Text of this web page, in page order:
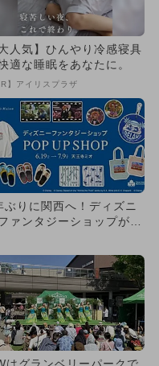
大人気】ひんやり冷感寝具
適な睡眠をあなたに。
】アイリスプラザ
ぶりに関西へ！ディズニ
ァンタジーショップが大
はグランベリーパークで